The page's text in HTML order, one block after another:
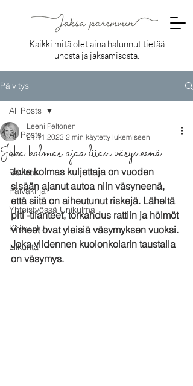
Kaikki mitä olet aina halunnut tietää
unesta ja jaksamisesta.
Päivitys
All Posts
Uni
Ravinto
Päiväkirja
Yhteistyössä Unikulma
Kirjavinkit
Liikunta
All Posts
Joka kolmas ajaa liian väsyneenä
Leeni Peltonen
21.11.2023 2 min käytetty lukemiseen
Joka kolmas kuljettaja on vuoden
sisään ajanut autoa niin väsyneenä,
että siitä on aiheutunut riskejä. Läheltä
piti -tilanteet, torkahdus rattiin ja hölmöt
virheet ovat yleisiä väsymyksen vuoksi.
Joka viidennen kuolonkolarin taustalla
on väsymys.